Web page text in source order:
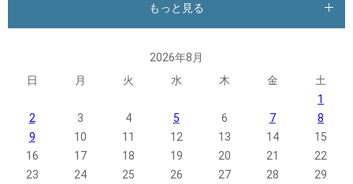
もっと見る
2026年8月
日
月 火 水 木 金
土
1
2
3 4 5 6 7
8
9
10 11 12 13 14
15
16
17 18 19 20 21
22
23
24 25 26 27 28
29